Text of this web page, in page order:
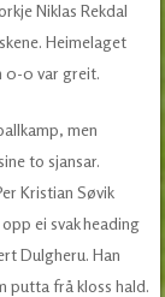
Niklas Rekdal
Heimelaget
0-0 var greit.
men
to sjansar.
Kristian Søvik
ei svak heading
Dulgheru. Han
putta frå kloss hald.